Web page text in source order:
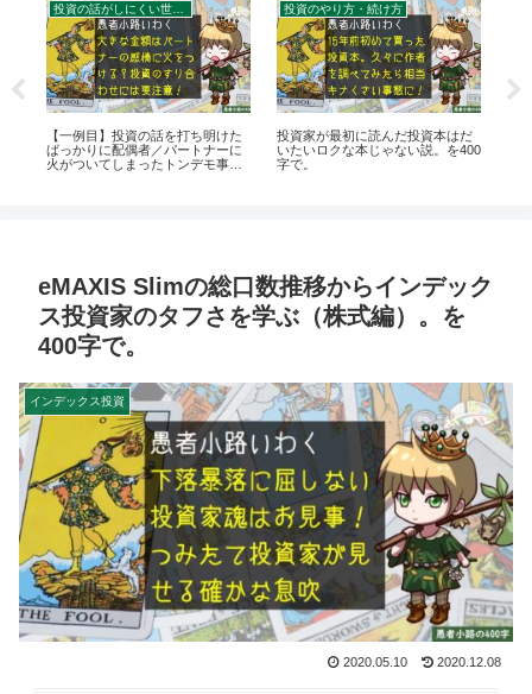
【一例目】投資の話を打ち明けた
ばっかりに配偶者／パートナーに
火がついてしまったトンデモ事例
投資のやり方・続け方
投資家が最初に読んだ投資本はだ
いたいロクな本じゃない説。を400
字で。
eMAXIS Slimの総口数推移からインデック
ス投資家のタフさを学ぶ（株式編）。を
400字で。
インデックス投資
2020.05.10 2020.12.08